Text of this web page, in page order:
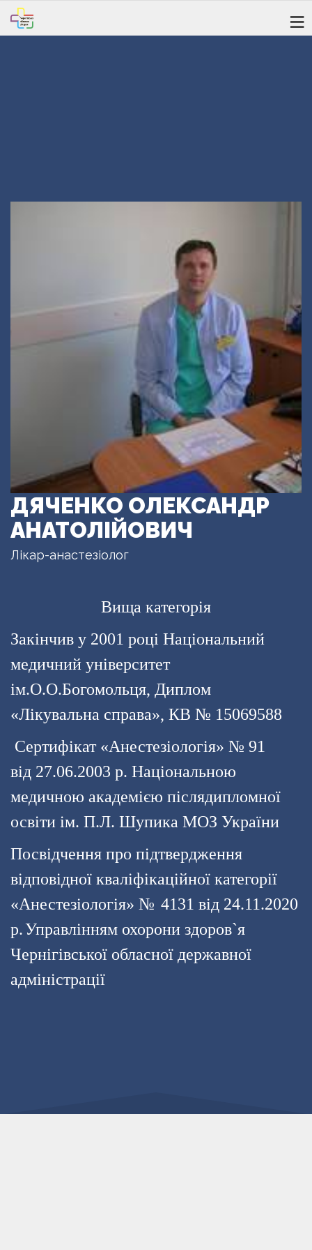
ДЯЧЕНКО ОЛЕКСАНДР
АНАТОЛІЙОВИЧ
Лікар-анастезіолог
Вища категорія
Закінчив у 2001 році Національний
медичний університет
ім.О.О.Богомольця, Диплом
«Лікувальна справа», КВ № 15069588
Сертифікат «Анестезіологія» № 91
від 27.06.2003 р. Національною
медичною академією післядипломної
освіти ім. П.Л. Шупика МОЗ України
Посвідчення про підтвердження
відповідної кваліфікаційної категорії
«Анестезіологія» № 4131 від 24.11.2020
р.Управлінням охорони здоров`я
Чернігівської обласної державної
адміністрації